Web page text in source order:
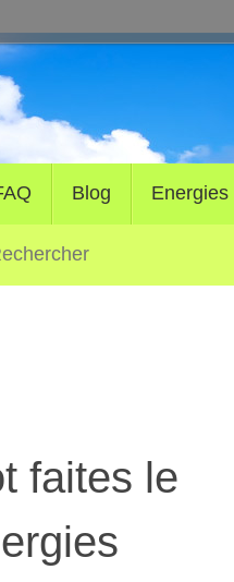
Blog Energies
faites le